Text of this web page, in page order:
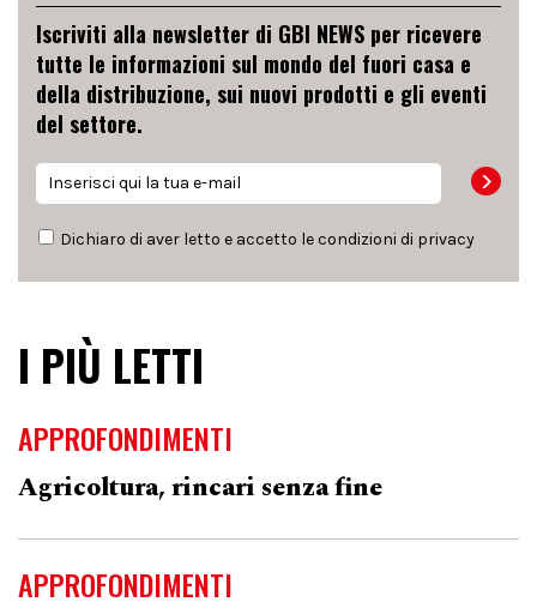
Iscriviti alla newsletter di GBI NEWS per ricevere
tutte le informazioni sul mondo del fuori casa e
della distribuzione, sui nuovi prodotti e gli eventi
del settore.
Dichiaro di aver letto e accetto le condizioni di privacy
I PIÙ LETTI
APPROFONDIMENTI
Agricoltura, rincari senza fine
APPROFONDIMENTI